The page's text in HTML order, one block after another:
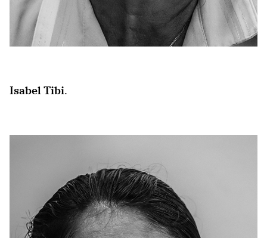
Isabel Tibi.